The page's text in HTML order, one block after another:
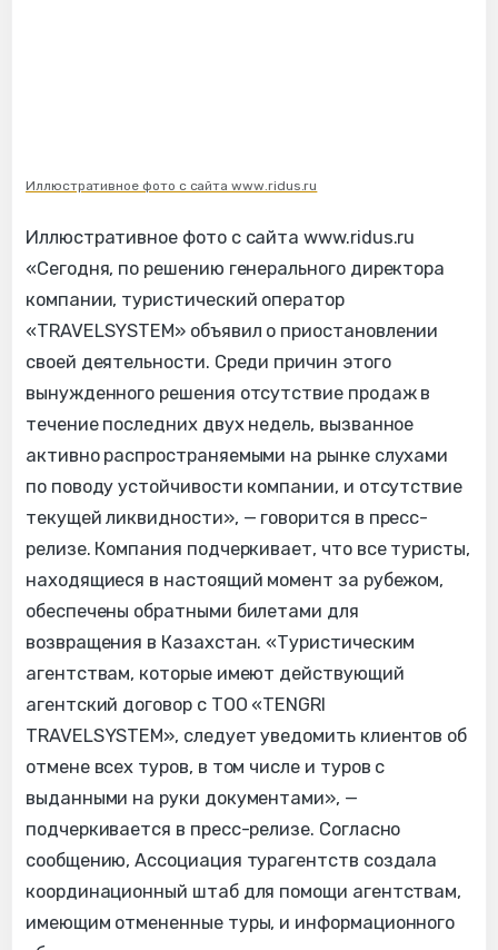
Иллюстративное фото с сайта www.ridus.ru
Иллюстративное фото с сайта www.ridus.ru
«Сегодня, по решению генерального директора
компании, туристический оператор
«TRAVELSYSTEM» объявил о приостановлении
своей деятельности. Среди причин этого
вынужденного решения отсутствие продаж в
течение последних двух недель, вызванное
активно распространяемыми на рынке слухами
по поводу устойчивости компании, и отсутствие
текущей ликвидности», — говорится в пресс-
релизе. Компания подчеркивает, что все туристы,
находящиеся в настоящий момент за рубежом,
обеспечены обратными билетами для
возвращения в Казахстан. «Туристическим
агентствам, которые имеют действующий
агентский договор с ТОО «TENGRI
TRAVELSYSTEM», следует уведомить клиентов об
отмене всех туров, в том числе и туров с
выданными на руки документами», —
подчеркивается в пресс-релизе. Согласно
сообщению, Ассоциация турагентств создала
координационный штаб для помощи агентствам,
имеющим отмененные туры, и информационного